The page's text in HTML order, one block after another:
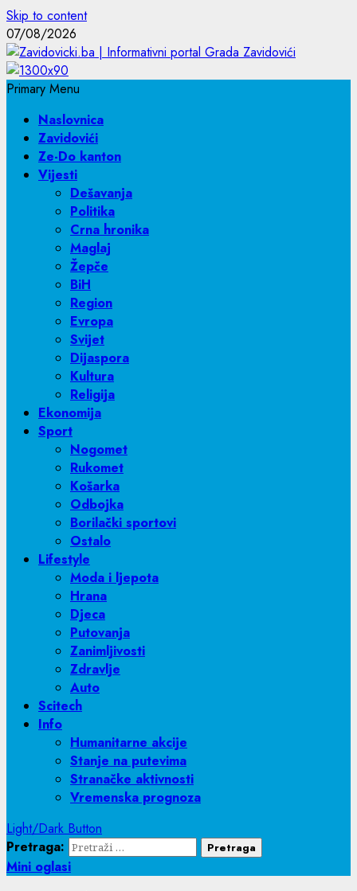
Skip to content
07/08/2026
Primary Menu
Naslovnica
Zavidovići
Ze-Do kanton
Vijesti
Dešavanja
Politika
Crna hronika
Maglaj
Žepče
BiH
Region
Evropa
Svijet
Dijaspora
Kultura
Religija
Ekonomija
Sport
Nogomet
Rukomet
Košarka
Odbojka
Borilački sportovi
Ostalo
Lifestyle
Moda i ljepota
Hrana
Djeca
Putovanja
Zanimljivosti
Zdravlje
Auto
Scitech
Info
Humanitarne akcije
Stanje na putevima
Stranačke aktivnosti
Vremenska prognoza
Light/Dark Button
Pretraga:
Mini oglasi